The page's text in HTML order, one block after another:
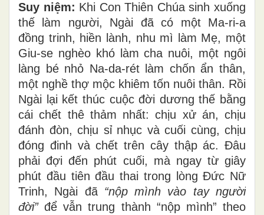
Suy niệm: Khi Con Thiên Chúa sinh xuống
thế làm người, Ngài đã có một Ma-ri-a
đồng trinh, hiền lành, nhu mì làm Mẹ, một
Giu-se nghèo khó làm cha nuôi, một ngôi
làng bé nhỏ Na-da-rét làm chốn ẩn thân,
một nghề thợ mộc khiêm tốn nuôi thân. Rồi
Ngài lại kết thúc cuộc đời dương thế bằng
cái chết thê thảm nhất: chịu xử án, chịu
đánh đòn, chịu sỉ nhục và cuối cùng, chịu
đóng đinh và chết trên cây thập ác. Đâu
phải đợi đến phút cuối, mà ngay từ giây
phút đầu tiên đầu thai trong lòng Đức Nữ
Trinh, Ngài đã “nộp mình vào tay người
đời”để vẫn trung thành “nộp mình” theo